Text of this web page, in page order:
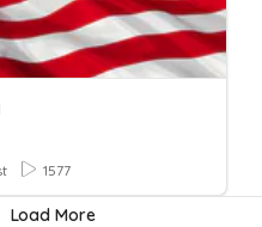
1577
Load More